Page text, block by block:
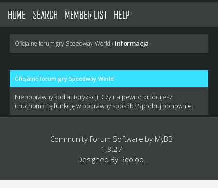
HOME SEARCH MEMBER LIST HELP
Oficjalne forum gry Speedway-World › Informacja
Oficjalne forum gry Speedway-World
Niepoprawny kod autoryzacji. Czy na pewno próbujesz
uruchomić tę funkcję w poprawny sposób? Spróbuj ponownie.
Community Forum Software by MyBB
1.8.27
Designed By Rooloo.